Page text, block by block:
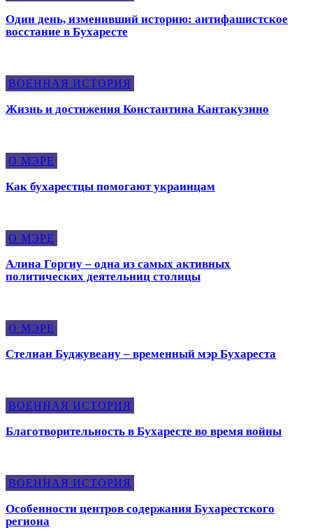
Один день, изменивший историю: антифашистское
восстание в Бухаресте
ВОЕННАЯ ИСТОРИЯ
Жизнь и достижения Константина Кантакузино
О МЭРЕ
Как бухарестцы помогают украинцам
О МЭРЕ
Алина Горгиу – одна из самых активных
политических деятельниц столицы
О МЭРЕ
Стелиан Буджувеану – временный мэр Бухареста
ВОЕННАЯ ИСТОРИЯ
Благотворительность в Бухаресте во время войны
ВОЕННАЯ ИСТОРИЯ
Особенности центров содержания Бухарестского
региона